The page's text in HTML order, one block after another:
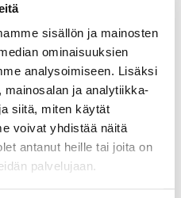
sisällön ja mainosten
ominaisuuksien
analysoimiseen. Lisäksi
ja analytiikka-
siitä, miten käytät
voivat yhdistää näitä
antanut heille tai joita on
palvelujaan.